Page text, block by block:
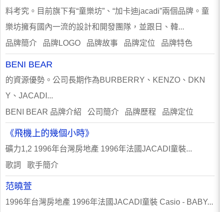
料考究。目前旗下有“童樂坊”、“加卡迪jacadi”兩個品牌。童
樂坊擁有國內一流的設計和開發團隊，並跟日、韓...
品牌簡介 品牌LOGO 品牌故事 品牌定位 品牌特色
BENI BEAR
的資源優勢。公司長期作為BURBERRY、KENZO、DKN
Y、JACADI...
BENI BEAR 品牌介紹 公司簡介 品牌歷程 品牌定位
《飛機上的幾個小時》
礦力1,2 1996年台灣房地產 1996年法國JACADI童裝...
歌詞 歌手簡介
范曉萱
1996年台灣房地產 1996年法國JACADI童裝 Casio - BABY...